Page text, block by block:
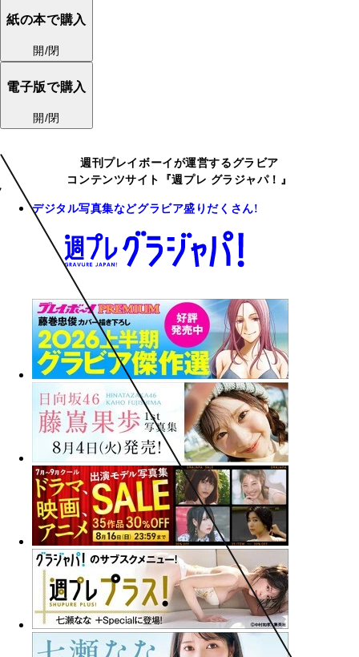
紙の本で購入
開/閉
電子版で購入
開/閉
週刊プレイボーイが運営するグラビア
コンテンツサイト『週プレ グラジャパ！』
デジタル写真集などグラビア盛りだくさん!